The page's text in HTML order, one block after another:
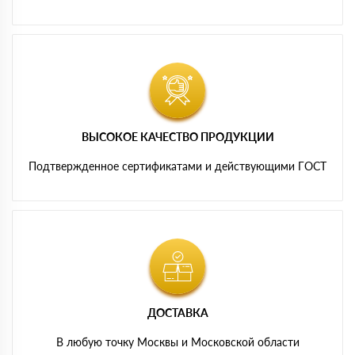
ВЫСОКОЕ КАЧЕСТВО ПРОДУКЦИИ
Подтвержденное сертификатами и действующими ГОСТ
ДОСТАВКА
В любую точку Москвы и Московской области